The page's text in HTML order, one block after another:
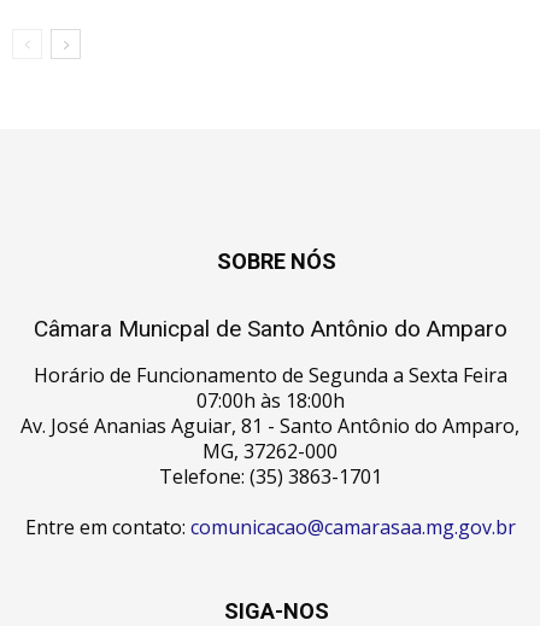
SOBRE NÓS
Câmara Municpal de Santo Antônio do Amparo
Horário de Funcionamento de Segunda a Sexta Feira
07:00h às 18:00h
Av. José Ananias Aguiar, 81 - Santo Antônio do Amparo,
MG, 37262-000
Telefone: (35) 3863-1701
Entre em contato: comunicacao@camarasaa.mg.gov.br
SIGA-NOS